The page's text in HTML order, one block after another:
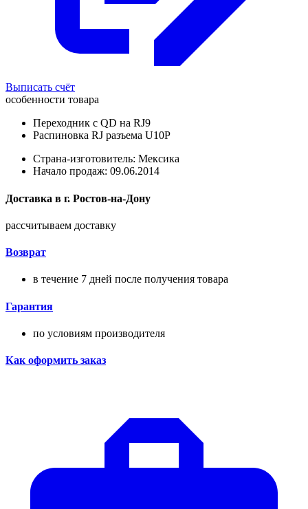
Выписать счёт
особенности товара
Переходник с QD на RJ9
Распиновка RJ разъема U10P
Страна-изготовитель: Мексика
Начало продаж: 09.06.2014
Доставка в г. Ростов-на-Дону
рассчитываем доставку
Возврат
в течение 7 дней после получения товара
Гарантия
по условиям производителя
Как оформить заказ